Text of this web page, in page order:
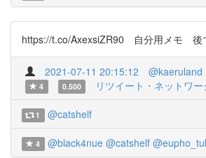
https://t.co/AxexsiZR90 自分用メモ 後
2021-07-11 20:15:12 @kaeruland
4
0.500 リツイート・ネットワ
1 @catshelf
4 @black4nue @catshelf